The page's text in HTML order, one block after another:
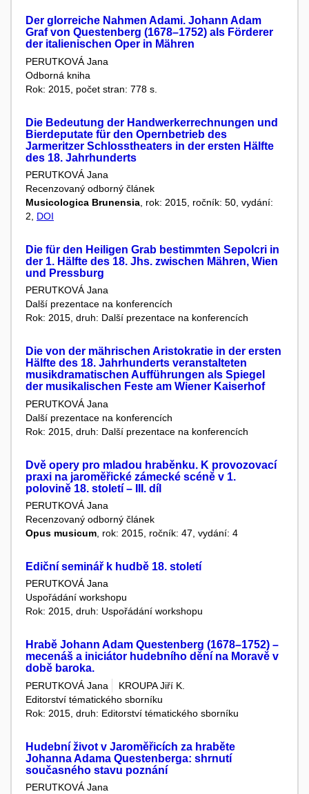
Der glorreiche Nahmen Adami. Johann Adam
Graf von Questenberg (1678–1752) als Förderer
der italienischen Oper in Mähren
PERUTKOVÁ Jana
Odborná kniha
Rok: 2015, počet stran: 778 s.
Die Bedeutung der Handwerkerrechnungen und
Bierdeputate für den Opernbetrieb des
Jarmeritzer Schlosstheaters in der ersten Hälfte
des 18. Jahrhunderts
PERUTKOVÁ Jana
Recenzovaný odborný článek
Musicologica Brunensia , rok: 2015, ročník: 50, vydání:
2, DOI
Die für den Heiligen Grab bestimmten Sepolcri in
der 1. Hälfte des 18. Jhs. zwischen Mähren, Wien
und Pressburg
PERUTKOVÁ Jana
Další prezentace na konferencích
Rok: 2015, druh: Další prezentace na konferencích
Die von der mährischen Aristokratie in der ersten
Hälfte des 18. Jahrhunderts veranstalteten
musikdramatischen Aufführungen als Spiegel
der musikalischen Feste am Wiener Kaiserhof
PERUTKOVÁ Jana
Další prezentace na konferencích
Rok: 2015, druh: Další prezentace na konferencích
Dvě opery pro mladou hraběnku. K provozovací
praxi na jaroměřické zámecké scéně v 1.
polovině 18. století – III. díl
PERUTKOVÁ Jana
Recenzovaný odborný článek
Opus musicum , rok: 2015, ročník: 47, vydání: 4
Ediční seminář k hudbě 18. století
PERUTKOVÁ Jana
Uspořádání workshopu
Rok: 2015, druh: Uspořádání workshopu
Hrabě Johann Adam Questenberg (1678–1752) –
mecenáš a iniciátor hudebního dění na Moravě v
době baroka.
PERUTKOVÁ Jana
KROUPA Jiří K.
Editorství tématického sborníku
Rok: 2015, druh: Editorství tématického sborníku
Hudební život v Jaroměřicích za hraběte
Johanna Adama Questenberga: shrnutí
současného stavu poznání
PERUTKOVÁ Jana